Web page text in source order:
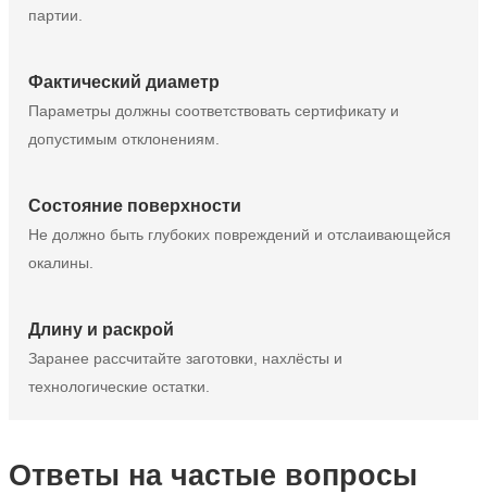
партии.
Фактический диаметр
Параметры должны соответствовать сертификату и
допустимым отклонениям.
Состояние поверхности
Не должно быть глубоких повреждений и отслаивающейся
окалины.
Длину и раскрой
Заранее рассчитайте заготовки, нахлёсты и
технологические остатки.
Ответы на частые вопросы